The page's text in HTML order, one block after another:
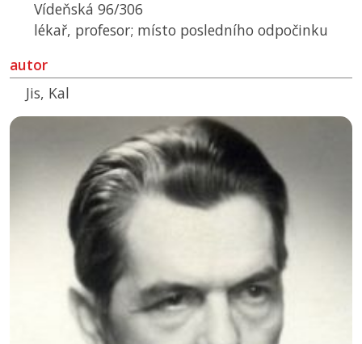
Vídeňská 96/306
lékař, profesor; místo posledního odpočinku
autor
Jis, Kal